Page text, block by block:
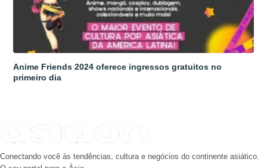
Anime Friends 2024 oferece ingressos gratuitos no
primeiro dia
Conectando você às tendências, cultura e negócios do continente asiático.